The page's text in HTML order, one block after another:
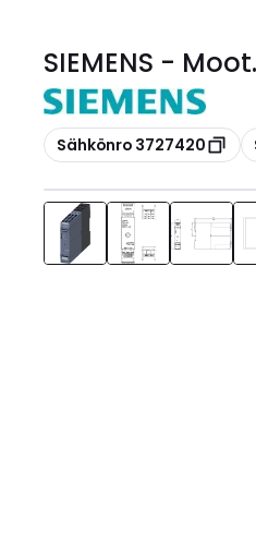
SIEMENS -
Kopioi
Sähkönro 3727420